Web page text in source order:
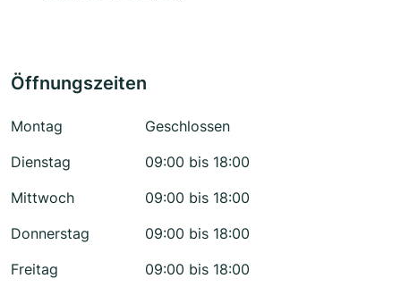
Öffnungszeiten
Montag
Geschlossen
Dienstag
09:00 bis 18:00
Mittwoch
09:00 bis 18:00
Donnerstag
09:00 bis 18:00
Freitag
09:00 bis 18:00